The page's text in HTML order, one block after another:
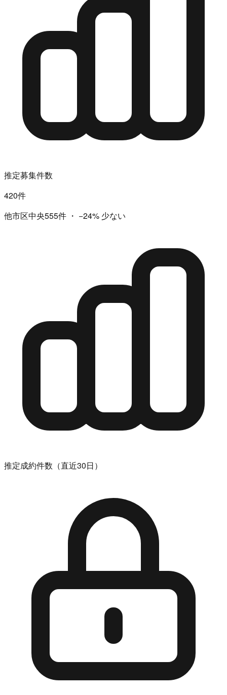
推定募集件数
420件
他市区中央555件 ・ −24% 少ない
推定成約件数（直近30日）